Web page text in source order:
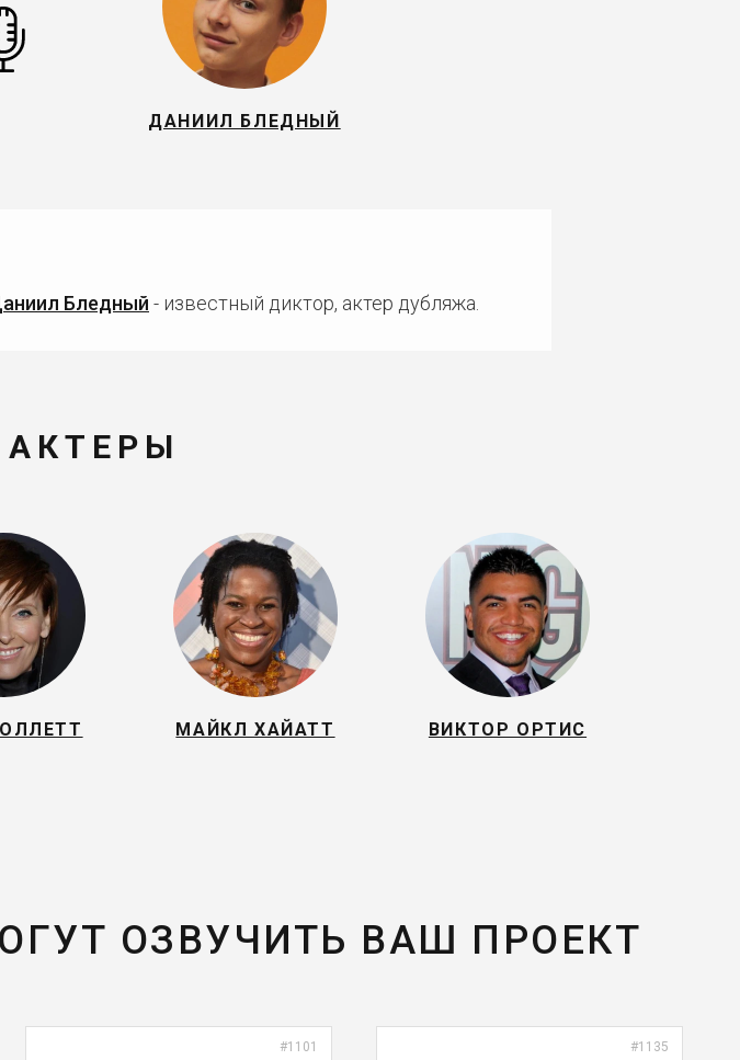
ДАНИИЛ БЛЕДНЫЙ
Бледный - известный диктор, актер дубляжа.
МАЙКЛ ХАЙАТТ ВИКТОР ОРТИС
ОЗВУЧИТЬ ВАШ ПРОЕКТ
#1101 #1135